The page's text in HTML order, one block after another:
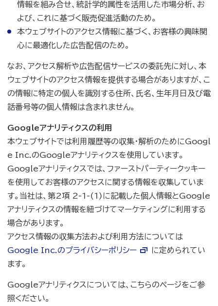
情報を組み合せ、統計学的属性を活用した市場分析、お
よび、これに基づく販売促進活動のため。
本ウェブサイトのアクセス情報に基づく、お客様の興味関
心に最適化した広告配信のため。
なお、アクセス解析や広告配信サービスの委託先に対し、本
ウェブサイトのアクセス情報を提供する場合がありますが、こ
の情報に特定の個人を識別する住所、氏名、生年月日及び電
話番号等の個人情報は含まれません。
Googleアナリティクスの利用
本ウェブサイトでは利用履歴等の収集・解析のためにGoogl
e Inc.のGoogleアナリティクスを使用しています。
Googleアナリティクスでは、ファーストパーティークッキー
を使用してお客様のアクセスに関する情報を収集していま
す。当社は、第2項 2-1-(1)に記載した個人情報とGoogle
アナリティクスの情報を紐づけてマーケティングに利用する
場合があります。
アクセス情報の収集方法および利用方法については
Google Inc.のプライバシーポリシー
に定められてい
ます。
Googleアナリティクスについては、こちらのページをご参
照ください。